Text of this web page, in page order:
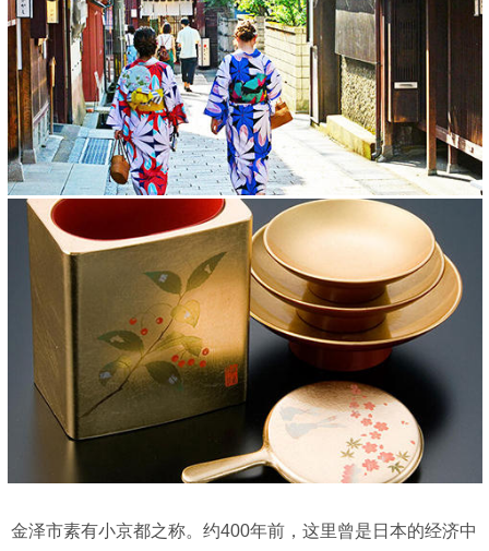
金泽市素有小京都之称。约400年前，这里曾是日本的经济中